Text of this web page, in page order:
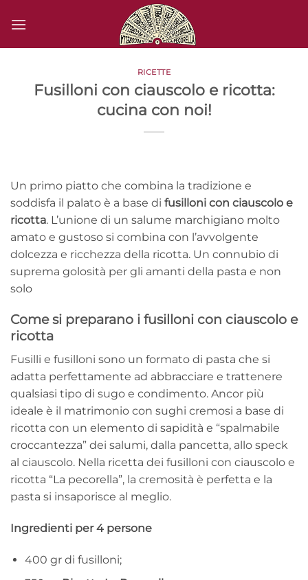
RICETTE
Fusilloni con ciauscolo e ricotta:
cucina con noi!
Un primo piatto che combina la tradizione e
soddisfa il palato è a base di fusilloni con ciauscolo e
ricotta. L’unione di un salume marchigiano molto
amato e gustoso si combina con l’avvolgente
dolcezza e ricchezza della ricotta. Un connubio di
suprema golosità per gli amanti della pasta e non
solo
Come si preparano i fusilloni con ciauscolo e
ricotta
Fusilli e fusilloni sono un formato di pasta che si
adatta perfettamente ad abbracciare e trattenere
qualsiasi tipo di sugo e condimento. Ancor più
ideale è il matrimonio con sughi cremosi a base di
ricotta con un elemento di sapidità e “spalmabile
croccantezza” dei salumi, dalla pancetta, allo speck
al ciauscolo. Nella ricetta dei fusilloni con ciauscolo e
ricotta “La pecorella”, la cremosità è perfetta e la
pasta si insaporisce al meglio.
Ingredienti per 4 persone
400 gr di fusilloni;